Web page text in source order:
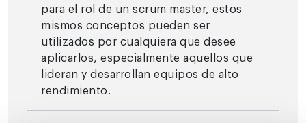
para el rol de un scrum master, estos
mismos conceptos pueden ser
utilizados por cualquiera que desee
aplicarlos, especialmente aquellos que
lideran y desarrollan equipos de alto
rendimiento.